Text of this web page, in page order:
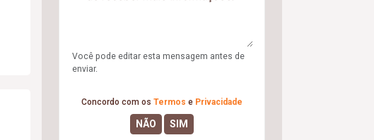
Você pode editar esta mensagem antes de
enviar.
Concordo com os Termos e Privacidade